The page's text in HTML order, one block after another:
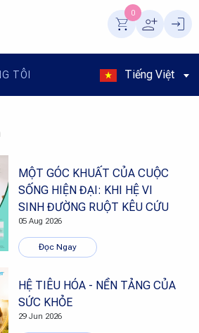
0
TÔI Tiếng Việt
MỘT GÓC KHUẤT CỦA CUỘC
SỐNG HIỆN ĐẠI: KHI HỆ VI
SINH ĐƯỜNG RUỘT KÊU CỨU
05 Aug 2026
Đọc Ngay
HỆ TIÊU HÓA - NỀN TẢNG CỦA
SỨC KHỎE
29 Jun 2026